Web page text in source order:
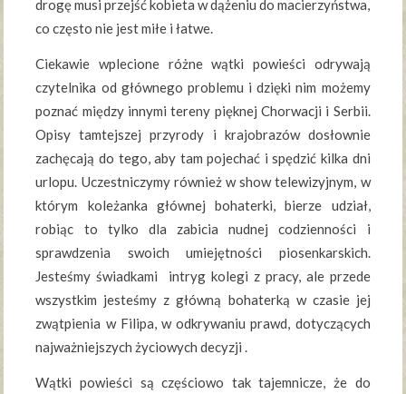
drogę musi przejść kobieta w dążeniu do macierzyństwa,
co często nie jest miłe i łatwe.
Ciekawie wplecione różne wątki powieści odrywają
czytelnika od głównego problemu i dzięki nim możemy
poznać między innymi tereny pięknej Chorwacji i Serbii.
Opisy tamtejszej przyrody i krajobrazów dosłownie
zachęcają do tego, aby tam pojechać i spędzić kilka dni
urlopu. Uczestniczymy również w show telewizyjnym, w
którym koleżanka głównej bohaterki, bierze udział,
robiąc to tylko dla zabicia nudnej codzienności i
sprawdzenia swoich umiejętności piosenkarskich.
Jesteśmy świadkami intryg kolegi z pracy, ale przede
wszystkim jesteśmy z główną bohaterką w czasie jej
zwątpienia w Filipa, w odkrywaniu prawd, dotyczących
najważniejszych życiowych decyzji .
Wątki powieści są częściowo tak tajemnicze, że do